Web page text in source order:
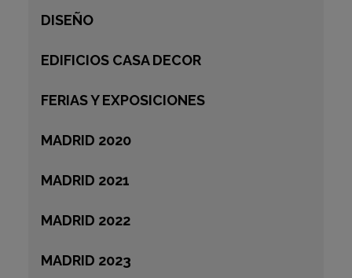
DISEÑO
EDIFICIOS CASA DECOR
FERIAS Y EXPOSICIONES
MADRID 2020
MADRID 2021
MADRID 2022
MADRID 2023